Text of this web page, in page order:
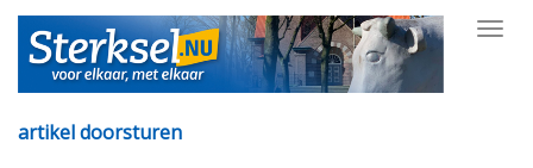
artikel doorsturen